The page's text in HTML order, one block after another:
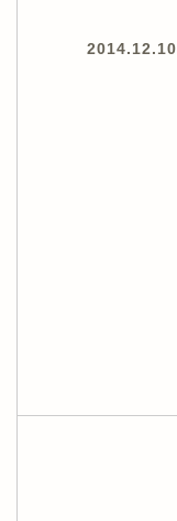
2014.12.10